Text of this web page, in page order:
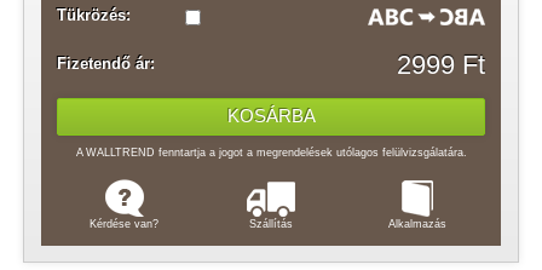
Tükrözés:
Fizetendő ár: 2999 Ft
A WALLTREND fenntartja a jogot a megrendelések utólagos felülvizsgálatára.
Kérdése van? Szállítás Alkalmazás